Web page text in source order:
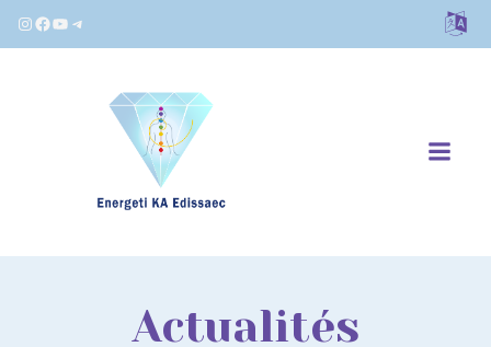
Instagram
Facebook
YouTube
Telegram
Actualités